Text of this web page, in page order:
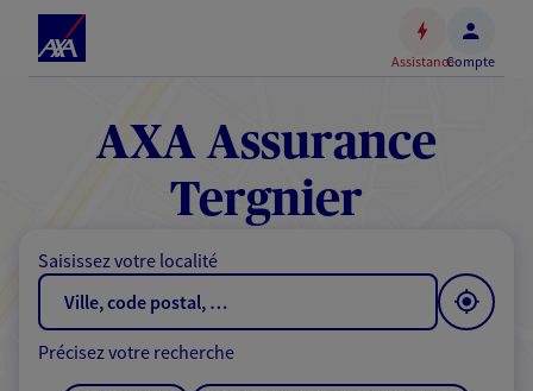
Accéder
contenu
principal
Accéder
au
de
AssistanceCompte
AXA Assurance
Tergnier
Saisissez votre localité
Précisez votre recherche